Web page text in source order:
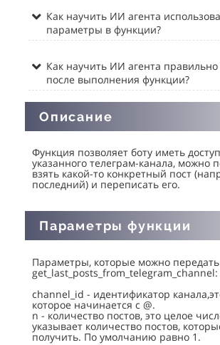
Как научить ИИ агента
параметры в функции?
Как научить ИИ агента правильно
после выполнения функции?
Описание
Функция позволяет боту иметь
указанного телеграм-канала, можно
взять какой-то конкретный пост
последний) и переписать его.
Параметры функции
Параметры, которые можно
get_last_posts_from_telegram_channel:
channel_id - идентификатор
которое начинается с @.
n - количество постов, это целое
указывает количество постов,
получить. По умолчанию равно 1.